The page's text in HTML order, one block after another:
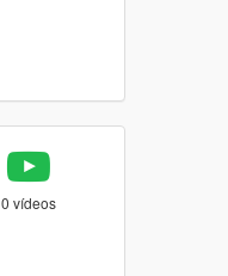
0 vídeos